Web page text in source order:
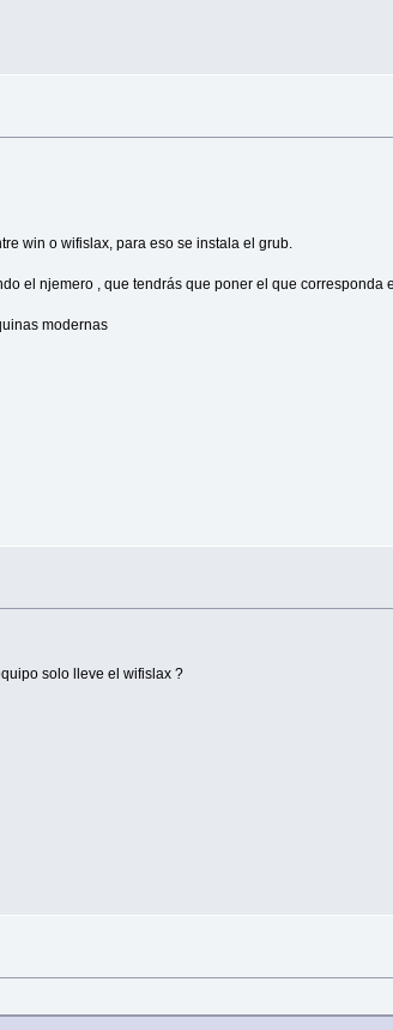
win o wifislax, para eso se instala el grub.
el njemero , que tendrás que poner el que corresponda
modernas
solo lleve el wifislax ?